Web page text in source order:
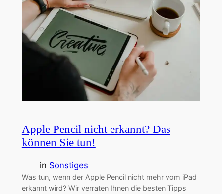
Apple Pencil nicht erkannt? Das
können Sie tun!
in Sonstiges
Was tun, wenn der Apple Pencil nicht mehr vom iPad
erkannt wird? Wir verraten Ihnen die besten Tipps